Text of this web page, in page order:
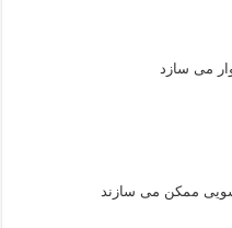
می سازد
ممکن می سازند